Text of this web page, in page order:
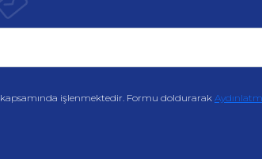
kapsamında işlenmektedir. Formu doldurarak